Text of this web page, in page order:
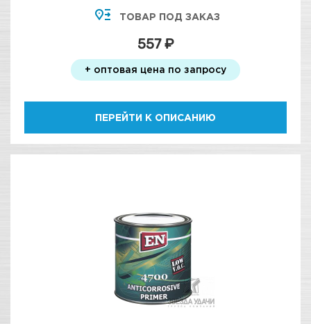
ТОВАР ПОД ЗАКАЗ
557 ₽
+ оптовая цена по запросу
ПЕРЕЙТИ К ОПИСАНИЮ